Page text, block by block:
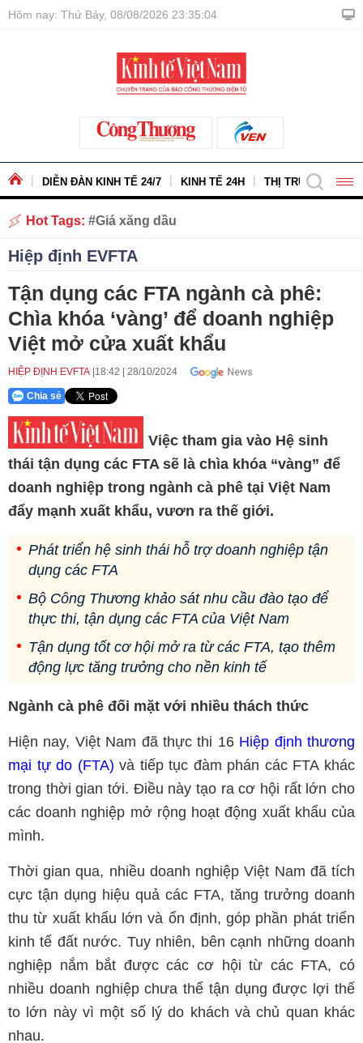
Hôm nay: Thứ Bảy, 08/08/2026 23:35:05
DIỄN ĐÀN KINH TẾ 24/7 KINH TẾ 24H THỊ TRƯỜNG -
Hot Tags: Giá xăng dầu
Hiệp định EVFTA
Tận dụng các FTA ngành cà phê:
Chìa khóa ‘vàng’ để doanh nghiệp
Việt mở cửa xuất khẩu
HIỆP ĐỊNH EVFTA 18:42 28/10/2024
Chia sẻ
Việc tham gia vào Hệ sinh
thái tận dụng các FTA sẽ là chìa khóa “vàng” để
doanh nghiệp trong ngành cà phê tại Việt Nam
đẩy mạnh xuất khẩu, vươn ra thế giới.
Phát triển hệ sinh thái hỗ trợ doanh nghiệp tận
dụng các FTA
Bộ Công Thương khảo sát nhu cầu đào tạo để
thực thi, tận dụng các FTA của Việt Nam
Tận dụng tốt cơ hội mở ra từ các FTA, tạo thêm
động lực tăng trưởng cho nền kinh tế
Ngành cà phê đối mặt với nhiều thách thức
Hiện nay, Việt Nam đã thực thi 16 Hiệp định thương
mại tự do (FTA) và tiếp tục đàm phán các FTA khác
trong thời gian tới. Điều này tạo ra cơ hội rất lớn cho
các doanh nghiệp mở rộng hoạt động xuất khẩu của
mình.
Thời gian qua, nhiều doanh nghiệp Việt Nam đã tích
cực tận dụng hiệu quả các FTA, tăng trưởng doanh
thu từ xuất khẩu lớn và ổn định, góp phần phát triển
kinh tế đất nước. Tuy nhiên, bên cạnh những doanh
nghiệp nắm bắt được các cơ hội từ các FTA, có
nhiều doanh nghiệp chưa thể tận dụng được lợi thế
to lớn này vì một số lý do khách và chủ quan khác
nhau.